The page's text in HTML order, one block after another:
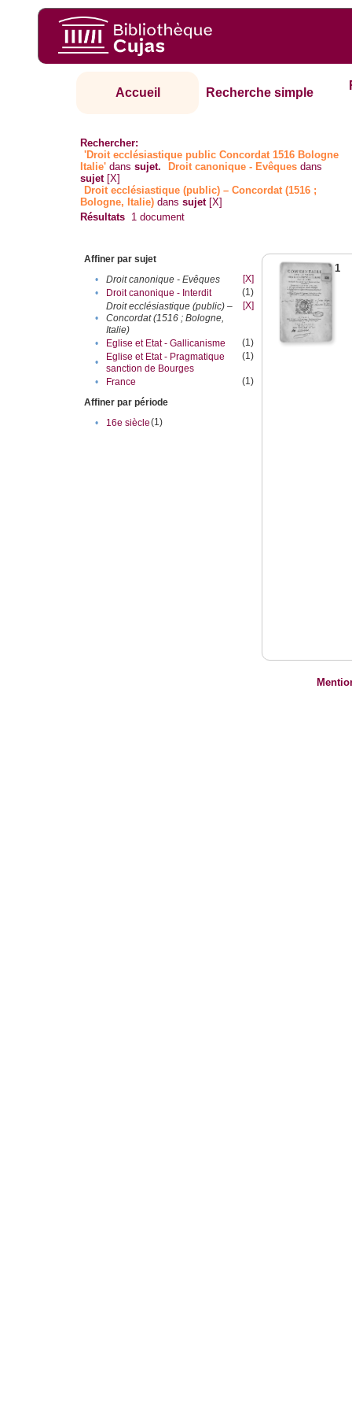
Accueil Recherche simple
Rechercher:
'Droit ecclésiastique public Concordat 1516 Bologne
Italie' danssujet. Droit canonique - Evêques dans
sujet [X]
Droit ecclésiastique (public) – Concordat (1516 ;
Bologne, Italie) danssujet [X]
Résultats 1 document
Affiner par sujet
•
Droit canonique - Evêques
[X]
•
Droit canonique - Interdit (1)
•
Droit ecclésiastique (public) –
Concordat (1516 ; Bologne,
Italie)
[X]
• Eglise et Etat - Gallicanisme
(1)
•
Eglise et Etat - Pragmatique
sanction de Bourges
(1)
• France
(1)
Affiner par période
•
16e siècle(1)
1